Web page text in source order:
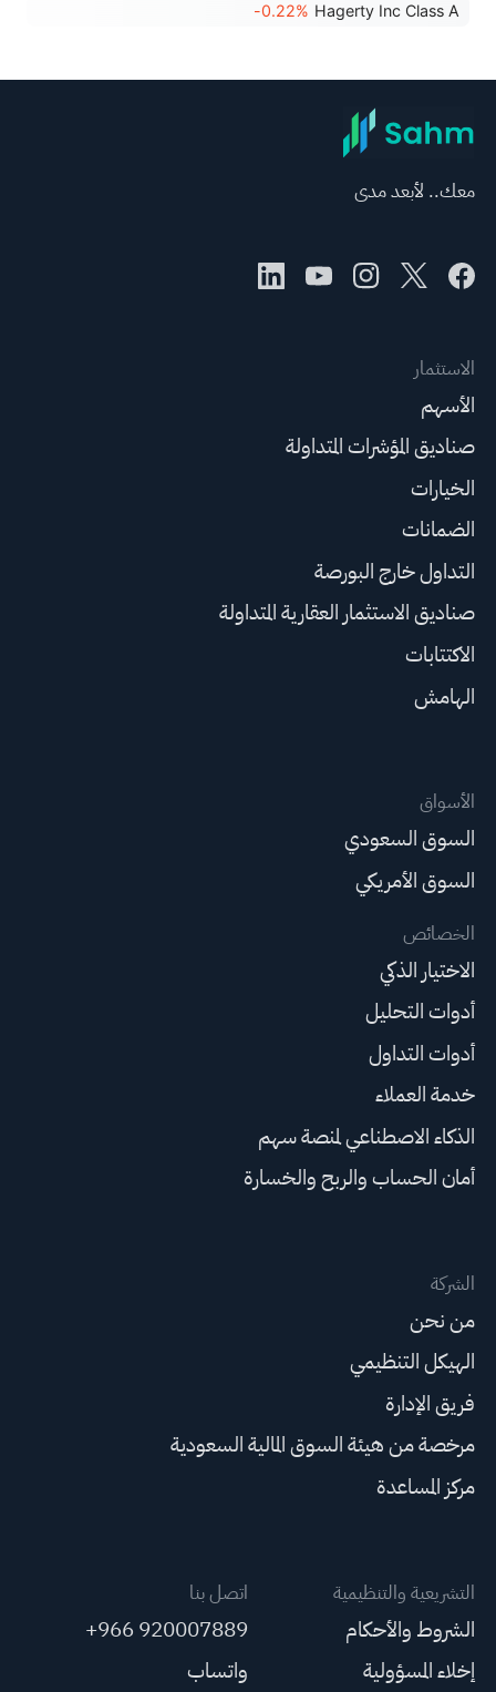
Hagerty Inc Class A
-0.22%
معك.. لأبعد مدى
الاستثمار
الأسهم
صناديق المؤشرات المتداولة
الخيارات
الضمانات
التداول خارج البورصة
صناديق الاستثمار العقارية المتداولة
الاكتتابات
الهامش
الأسواق
السوق السعودي
السوق الأمريكي
الخصائص
الاختيار الذكي
أدوات التحليل
أدوات التداول
خدمة العملاء
الذكاء الاصطناعي لمنصة سهم
أمان الحساب والربح والخسارة
الشركة
من نحن
الهيكل التنظيمي
فريق الإدارة
مرخصة من هيئة السوق المالية السعودية
مركز المساعدة
التشريعية والتنظيمية
الشروط والأحكام
إخلاء المسؤولية
اتصل بنا
+966 920007889
واتساب